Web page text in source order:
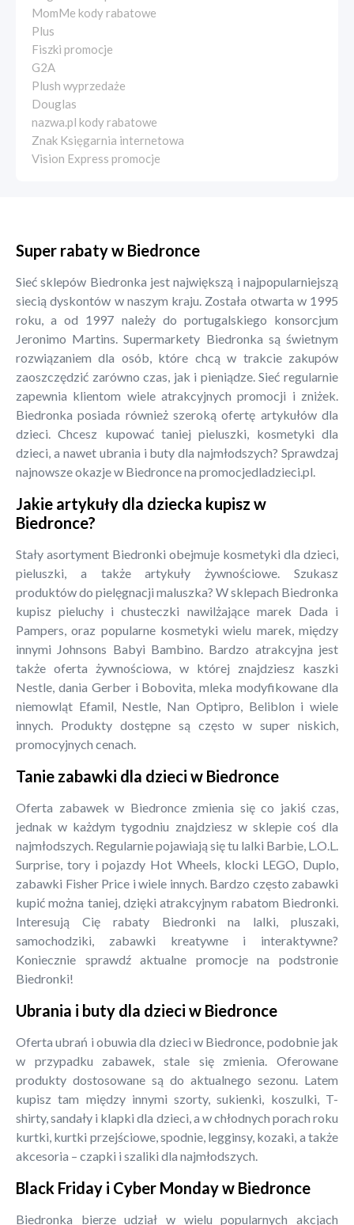
MomMe kody rabatowe
Plus
Fiszki promocje
G2A
Plush wyprzedaże
Douglas
nazwa.pl kody rabatowe
Znak Księgarnia internetowa
Vision Express promocje
Super rabaty w Biedronce
Sieć sklepów Biedronka jest największą i najpopularniejszą
siecią dyskontów w naszym kraju. Została otwarta w 1995
roku, a od 1997 należy do portugalskiego konsorcjum
Jeronimo Martins. Supermarkety Biedronka są świetnym
rozwiązaniem dla osób, które chcą w trakcie zakupów
zaoszczędzić zarówno czas, jak i pieniądze. Sieć regularnie
zapewnia klientom wiele atrakcyjnych promocji i zniżek.
Biedronka posiada również szeroką ofertę artykułów dla
dzieci. Chcesz kupować taniej pieluszki, kosmetyki dla
dzieci, a nawet ubrania i buty dla najmłodszych? Sprawdzaj
najnowsze okazje w Biedronce na promocjedladzieci.pl.
Jakie artykuły dla dziecka kupisz w
Biedronce?
Stały asortyment Biedronki obejmuje kosmetyki dla dzieci,
pieluszki, a także artykuły żywnościowe. Szukasz
produktów do pielęgnacji maluszka? W sklepach Biedronka
kupisz pieluchy i chusteczki nawilżające marek Dada i
Pampers, oraz popularne kosmetyki wielu marek, między
innymi Johnsons Babyi Bambino. Bardzo atrakcyjna jest
także oferta żywnościowa, w której znajdziesz kaszki
Nestle, dania Gerber i Bobovita, mleka modyfikowane dla
niemowląt Efamil, Nestle, Nan Optipro, Beliblon i wiele
innych. Produkty dostępne są często w super niskich,
promocyjnych cenach.
Tanie zabawki dla dzieci w Biedronce
Oferta zabawek w Biedronce zmienia się co jakiś czas,
jednak w każdym tygodniu znajdziesz w sklepie coś dla
najmłodszych. Regularnie pojawiają się tu lalki Barbie, L.O.L.
Surprise, tory i pojazdy Hot Wheels, klocki LEGO, Duplo,
zabawki Fisher Price i wiele innych. Bardzo często zabawki
kupić można taniej, dzięki atrakcyjnym rabatom Biedronki.
Interesują Cię rabaty Biedronki na lalki, pluszaki,
samochodziki, zabawki kreatywne i interaktywne?
Koniecznie sprawdź aktualne promocje na podstronie
Biedronki!
Ubrania i buty dla dzieci w Biedronce
Oferta ubrań i obuwia dla dzieci w Biedronce, podobnie jak
w przypadku zabawek, stale się zmienia. Oferowane
produkty dostosowane są do aktualnego sezonu. Latem
kupisz tam między innymi szorty, sukienki, koszulki, T-
shirty, sandały i klapki dla dzieci, a w chłodnych porach roku
kurtki, kurtki przejściowe, spodnie, legginsy, kozaki, a także
akcesoria – czapki i szaliki dla najmłodszych.
Black Friday i Cyber Monday w Biedronce
Biedronka bierze udział w wielu popularnych akcjach